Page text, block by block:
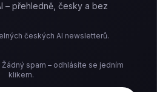
– přehledně, česky a bez
českých AI newsletterů.
spam – odhlásíte se jedním
klikem.